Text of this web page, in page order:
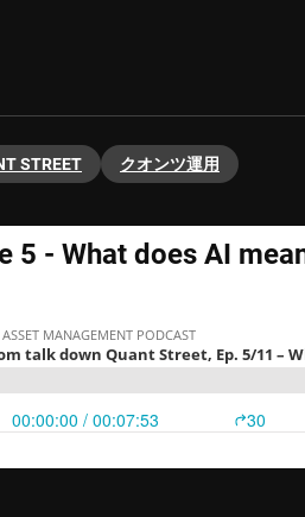
STREET クオンツ運用
5 - What does AI